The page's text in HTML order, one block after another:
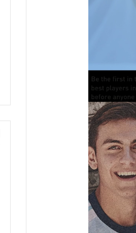
Bóng đá lửa khuyên
Hyun Chí reusch
không ngón tay bảo
vệ hàng đầu với
người cỏ cứng R3
găng tay thủ môn
chuyên nghiệp mủ